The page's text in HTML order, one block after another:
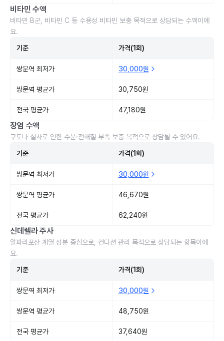
비타민 수액
비타민 B군, 비타민 C 등 수용성 비타민 보충 목적으로 상담되는 수액이에
요.
기준 가격(1회)
쌍문역 최저가 30,000원
쌍문역 평균가 30,750원
전국 평균가 47,180원
장염 수액
구토나 설사로 인한 수분·전해질 부족 보충 목적으로 상담될 수 있어요.
기준 가격(1회)
쌍문역 최저가 30,000원
쌍문역 평균가 46,670원
전국 평균가 62,240원
신데렐라 주사
알파리포산 계열 성분 중심으로, 컨디션 관리 목적으로 상담되는 항목이에
요.
기준 가격(1회)
쌍문역 최저가 30,000원
쌍문역 평균가 48,750원
전국 평균가 37,640원